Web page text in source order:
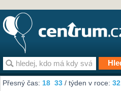
Přesný čas:18 33 / týden v roce:32